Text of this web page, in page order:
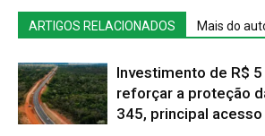
ARTIGOS RELACIONADOS Mais do
Investimento de R$
reforçar a proteção
345, principal acesso